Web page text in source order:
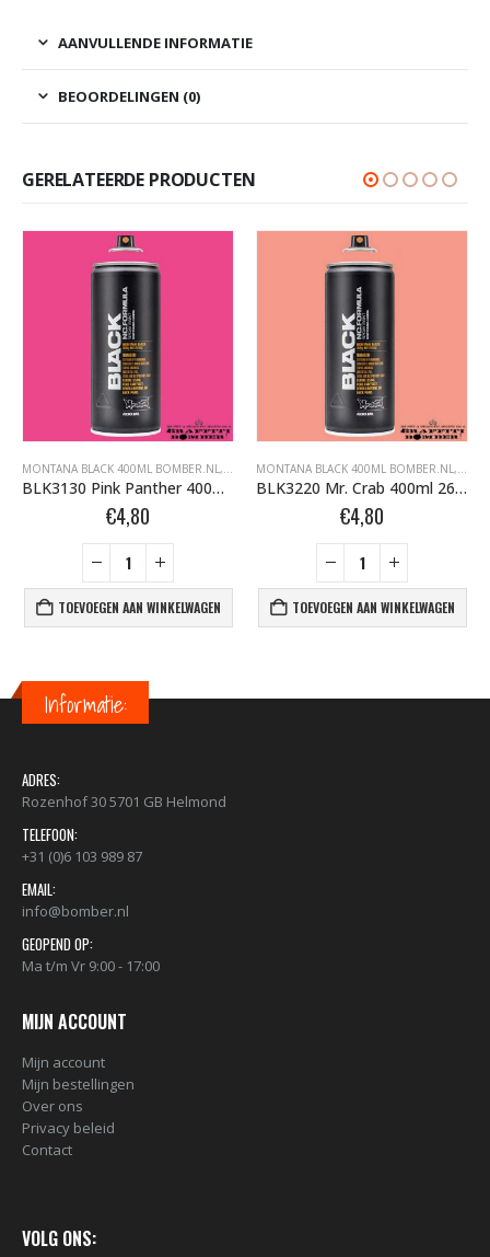
AANVULLENDE INFORMATIE
BEOORDELINGEN (0)
GERELATEERDE PRODUCTEN
SPUITBUSSEN
BLACK BOMBER.NL ,MONTANA GRAFFITI SPUITBUSSEN
MONTANA BLACK 400ML BOMBER.NL , MONTANA BLACK BOMBER.NL ,MONTANA
BLK3130 Pink Panther 400ml 263804
€4,80
TOEVOEGEN AAN WINKELWAGEN
MONTANA BLACK 400ML BOMBER.NL ,
BLK3220 Mr. Crab 400ml 263644
€4,80
TOEVOEGEN AAN WINKELWAGEN
Informatie:
ADRES:
Rozenhof 30 5701 GB Helmond
TELEFOON:
+31 (0)6 103 989 87
EMAIL:
info@bomber.nl
GEOPEND OP:
Ma t/m Vr 9:00 - 17:00
MIJN ACCOUNT
Mijn account
Mijn bestellingen
Over ons
Privacy beleid
Contact
VOLG ONS: